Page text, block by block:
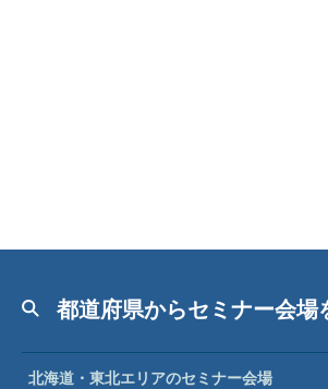
都道府県からセミナー会場
北海道・東北エリアのセミナー会場